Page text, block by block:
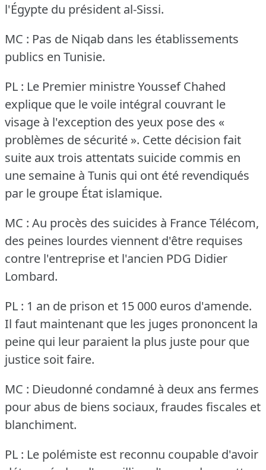
l'Égypte du président al-Sissi.
MC : Pas de Niqab dans les établissements
publics en Tunisie.
PL : Le Premier ministre Youssef Chahed
explique que le voile intégral couvrant le
visage à l'exception des yeux pose des «
problèmes de sécurité ». Cette décision fait
suite aux trois attentats suicide commis en
une semaine à Tunis qui ont été revendiqués
par le groupe État islamique.
MC : Au procès des suicides à France Télécom,
des peines lourdes viennent d'être requises
contre l'entreprise et l'ancien PDG Didier
Lombard.
PL : 1 an de prison et 15 000 euros d'amende.
Il faut maintenant que les juges prononcent la
peine qui leur paraient la plus juste pour que
justice soit faire.
MC : Dieudonné condamné à deux ans fermes
pour abus de biens sociaux, fraudes fiscales et
blanchiment.
PL : Le polémiste est reconnu coupable d'avoir